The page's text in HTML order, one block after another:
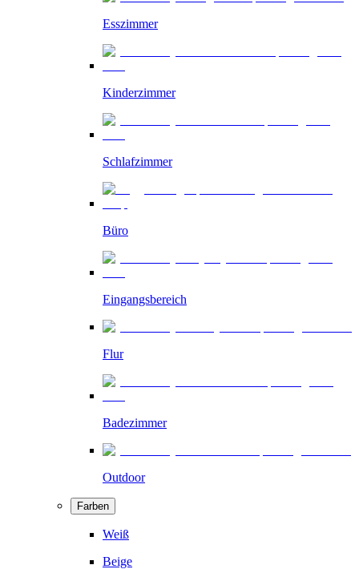
Esszimmer
Kinderzimmer
Schlafzimmer
Büro
Eingangsbereich
Flur
Badezimmer
Outdoor
Farben
Weiß
Beige